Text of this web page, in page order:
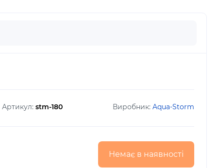
Артикул: stm-180 Виробник: Aqua-Storm
Немає в наявності